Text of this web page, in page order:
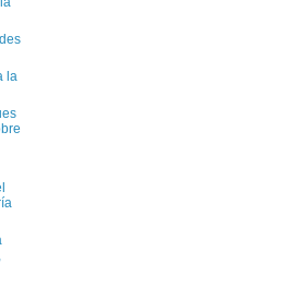
la